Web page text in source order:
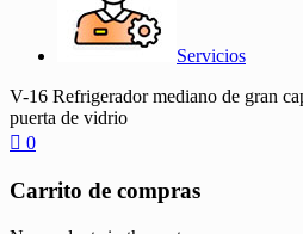
Servicios
V-16 Refrigerador mediano de gran
puerta de vidrio
0
Carrito de compras